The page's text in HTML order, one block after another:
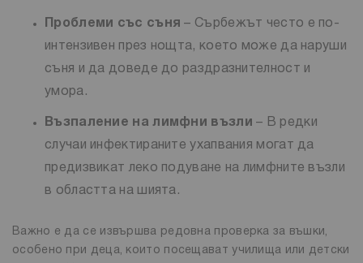
Проблеми със съня – Сърбежът често е по-
интензивен през нощта, което може да наруши
съня и да доведе до раздразнителност и
умора.
Възпаление на лимфни възли – В редки
случаи инфектираните ухапвания могат да
предизвикат леко подуване на лимфните възли
в областта на шията.
Важно е да се извършва редовна проверка за въшки,
особено при деца, които посещават училища или детски